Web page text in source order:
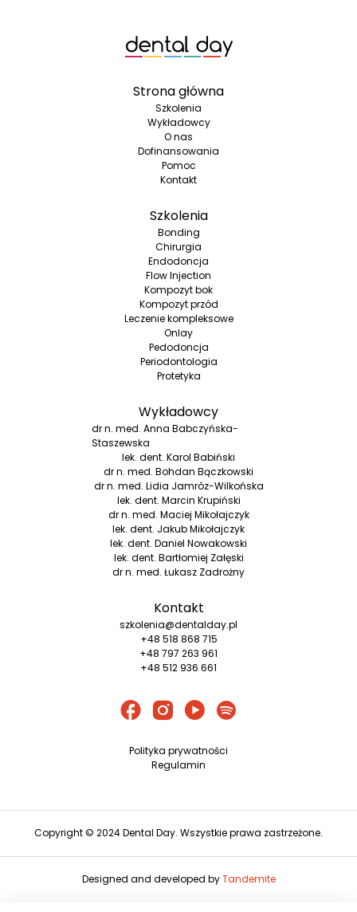
Strona główna
Szkolenia
Wykładowcy
O nas
Dofinansowania
Pomoc
Kontakt
Szkolenia
Bonding
Chirurgia
Endodoncja
Flow Injection
Kompozyt bok
Kompozyt przód
Leczenie kompleksowe
Onlay
Pedodoncja
Periodontologia
Protetyka
Wykładowcy
dr n. med. Anna Babczyńska-
Staszewska
lek. dent. Karol Babiński
dr n. med. Bohdan Bączkowski
dr n. med. Lidia Jamróz-Wilkońska
lek. dent. Marcin Krupiński
dr n. med. Maciej Mikołajczyk
lek. dent. Jakub Mikołajczyk
lek. dent. Daniel Nowakowski
lek. dent. Bartłomiej Załęski
dr n. med. Łukasz Zadrożny
Kontakt
szkolenia@dentalday.pl
+48 518 868 715
+48 797 263 961
+48 512 936 661
Polityka prywatności
Regulamin
Copyright © 2024 Dental Day. Wszystkie prawa zastrzeżone.
Designed and developed byTandemite